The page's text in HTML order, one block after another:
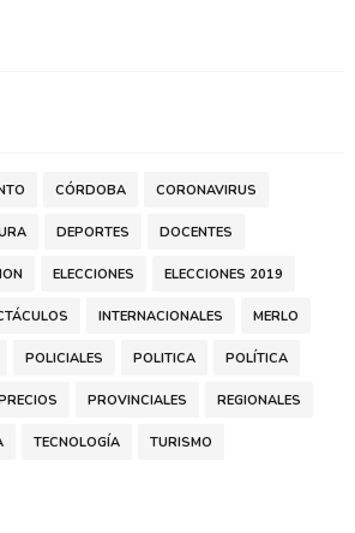
CÓRDOBA CORONAVIRUS
DEPORTES DOCENTES
ELECCIONES ELECCIONES 2019
INTERNACIONALES MERLO
POLICIALES POLITICA POLÍTICA
PROVINCIALES REGIONALES
TECNOLOGÍA TURISMO